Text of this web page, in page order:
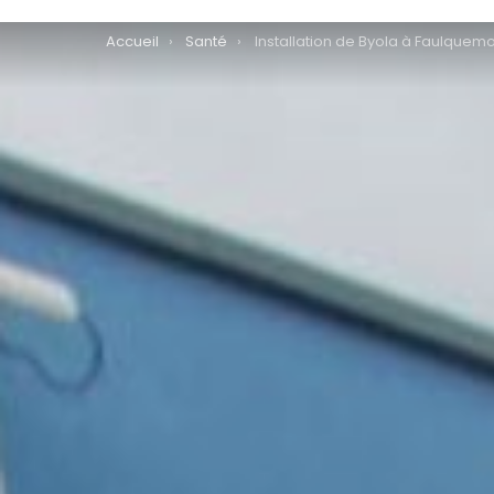
You are here:
Accueil Santé Installation de Byola à